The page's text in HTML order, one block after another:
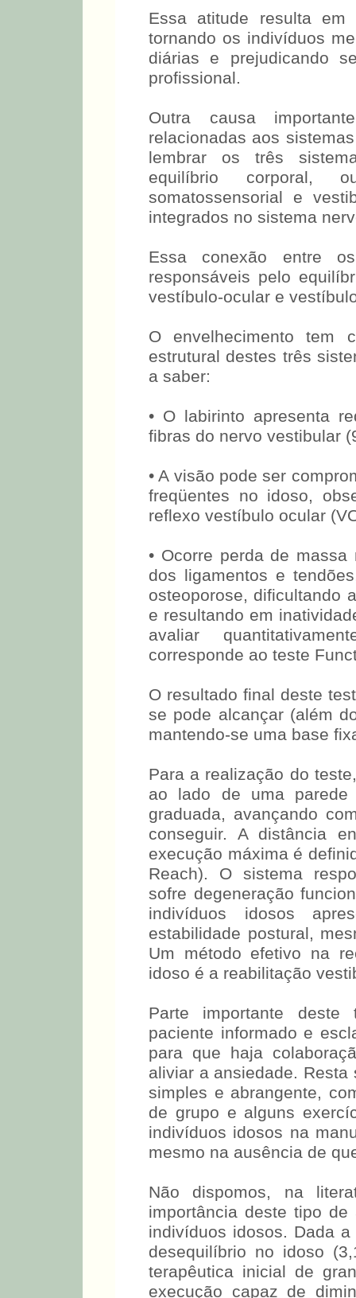
Essa atitude resulta em
tornando os indivíduos
diárias e prejudicando
profissional.
Outra causa
relacionadas aos
lembrar os três
equilíbrio corporal,
somatossensorial e
integrados no sistema
Essa conexão entre
responsáveis pelo
vestíbulo-ocular e
O envelhecimento tem
estrutural destes três
a saber:
• O labirinto apresenta
fibras do nervo vestibular
• A visão pode ser
freqüentes no idoso,
reflexo vestíbulo ocular
• Ocorre perda de
dos ligamentos e
osteoporose, dificultando
e resultando em
avaliar
corresponde ao teste
O resultado final deste
se pode alcançar (além
mantendo-se uma base
Para a realização do
ao lado de uma
graduada, avançando
conseguir. A distância
execução máxima é
Reach). O sistema
sofre degeneração
indivíduos idosos
estabilidade postural,
Um método efetivo na
idoso é a reabilitação
Parte importante
paciente informado e
para que haja
aliviar a ansiedade.
simples e abrangente,
de grupo e alguns
indivíduos idosos na
mesmo na ausência de
Não dispomos, na
importância deste tipo
indivíduos idosos. Dada
desequilíbrio no idoso
terapêutica inicial de
execução capaz de